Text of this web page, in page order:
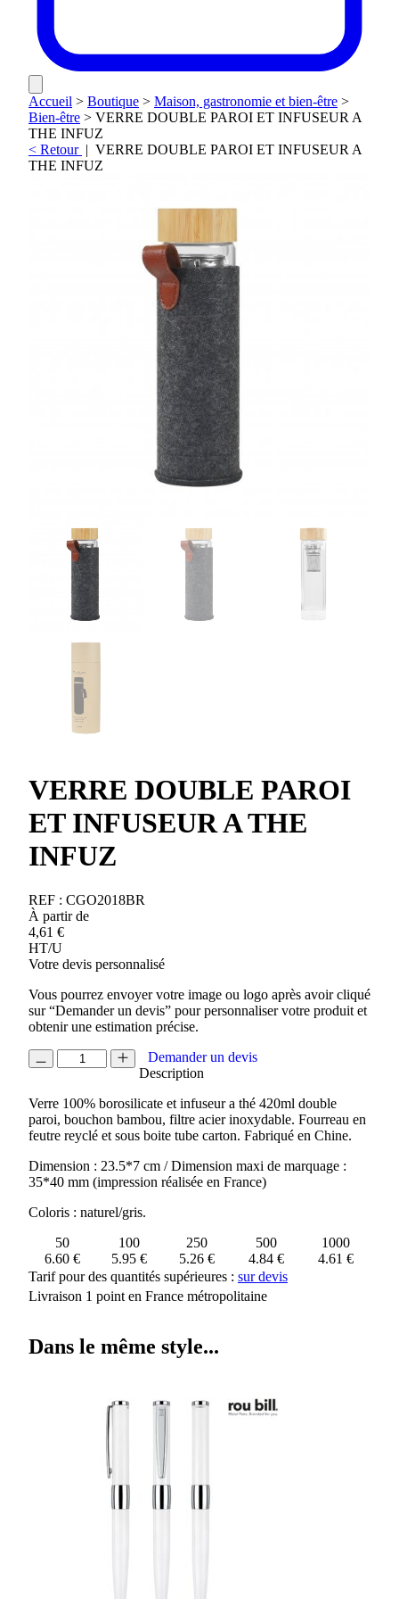
Accueil > Boutique > Maison, gastronomie et bien-être >
Bien-être > VERRE DOUBLE PAROI ET INFUSEUR A
THE INFUZ
< Retour | VERRE DOUBLE PAROI ET INFUSEUR A
THE INFUZ
VERRE DOUBLE PAROI
ET INFUSEUR A THE
INFUZ
REF : CGO2018BR
À partir de
4,61 €
HT/U
Votre devis personnalisé
Vous pourrez envoyer votre image ou logo après avoir cliqué
sur “Demander un devis” pour personnaliser votre produit et
obtenir une estimation précise.
quantité
de
DOUBLE
PAROI
ET
A
THE
Demander un devis
Description
Verre 100% borosilicate et infuseur a thé 420ml double
paroi, bouchon bambou, filtre acier inoxydable. Fourreau en
feutre reyclé et sous boite tube carton. Fabriqué en Chine.
Dimension : 23.5*7 cm / Dimension maxi de marquage :
35*40 mm (impression réalisée en France)
Coloris : naturel/gris.
50
100 250 500
1000
6.60 €
5.95 € 5.26 € 4.84 €
4.61 €
Tarif pour des quantités supérieures : sur devis
Livraison 1 point en France métropolitaine
Dans le même style...